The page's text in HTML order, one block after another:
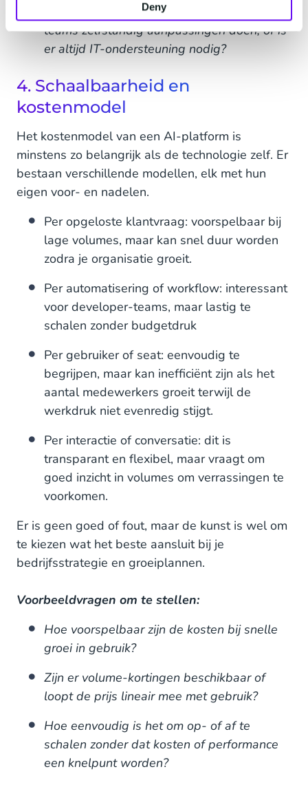
Deny
Kunnen marketing- en/of klantenservice
teams zelfstandig aanpassingen doen, of is
er altijd IT-ondersteuning nodig?
4. Schaalbaarheid en
kostenmodel
Het kostenmodel van een AI-platform is
minstens zo belangrijk als de technologie zelf. Er
bestaan verschillende modellen, elk met hun
eigen voor- en nadelen.
Per opgeloste klantvraag: voorspelbaar bij
lage volumes, maar kan snel duur worden
zodra je organisatie groeit.
Per automatisering of workflow: interessant
voor developer-teams, maar lastig te
schalen zonder budgetdruk
Per gebruiker of seat: eenvoudig te
begrijpen, maar kan inefficiënt zijn als het
aantal medewerkers groeit terwijl de
werkdruk niet evenredig stijgt.
Per interactie of conversatie: dit is
transparant en flexibel, maar vraagt om
goed inzicht in volumes om verrassingen te
voorkomen.
Er is geen goed of fout, maar de kunst is wel om
te kiezen wat het beste aansluit bij je
bedrijfsstrategie en groeiplannen.
Voorbeeldvragen om te stellen:
Hoe voorspelbaar zijn de kosten bij snelle
groei in gebruik?
Zijn er volume-kortingen beschikbaar of
loopt de prijs lineair mee met gebruik?
Hoe eenvoudig is het om op- of af te
schalen zonder dat kosten of performance
een knelpunt worden?